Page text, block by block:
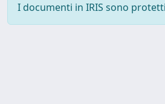
I documenti in IRIS sono